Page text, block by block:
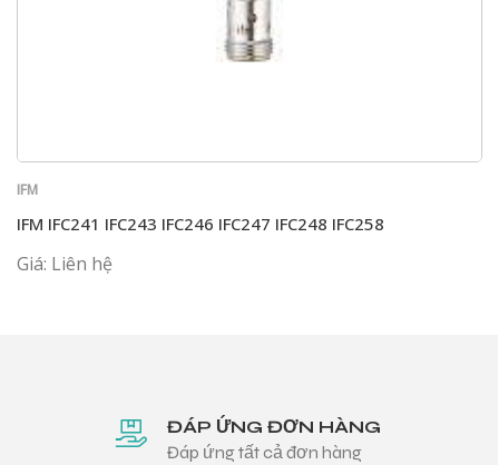
IFM
IFM IFC241 IFC243 IFC246 IFC247 IFC248 IFC258
Giá: Liên hệ
ĐÁP ỨNG ĐƠN HÀNG
Đáp ứng tất cả đơn hàng